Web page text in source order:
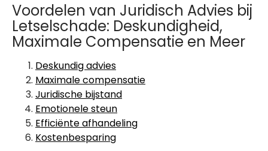
Voordelen van Juridisch Advies bij
Letselschade: Deskundigheid,
Maximale Compensatie en Meer
Deskundig advies
Maximale compensatie
Juridische bijstand
Emotionele steun
Efficiënte afhandeling
Kostenbesparing